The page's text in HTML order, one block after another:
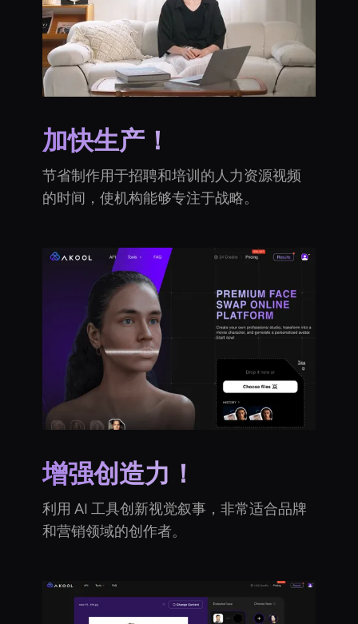
加快生产！
节省制作用于招聘和培训的人力资源视频
的时间，使机构能够专注于战略。
增强创造力！
利用 AI 工具创新视觉叙事，非常适合品牌
和营销领域的创作者。